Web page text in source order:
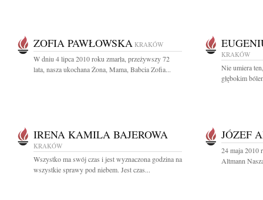
ZOFIA PAWŁOWSKA KRAKÓW
W dniu 4 lipca 2010 roku zmarła, przeżywszy 72
lata, nasza ukochana Żona, Mama, Babcia Zofia...
KRAKÓW
Nie umiera
głębokim
IRENA KAMILA BAJEROWA
KRAKÓW
Wszystko ma swój czas i jest wyznaczona godzina na
wszystkie sprawy pod niebem. Jest czas...
JÓZEF
24 maja 2010
Altmann